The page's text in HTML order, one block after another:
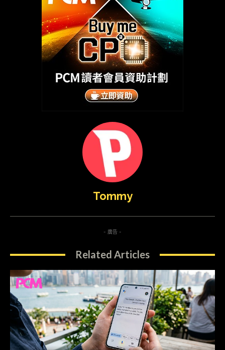
Tommy
- 廣告 -
Related Articles